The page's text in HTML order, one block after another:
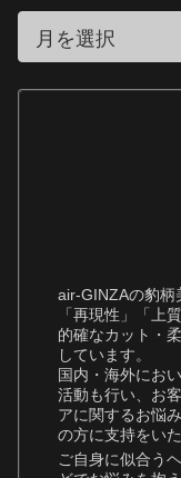
air-GINZAの豹柄
「再現性」「上
的確なカット・
しています。
国内・海外にお
活動も行い、お
アに関するお悩
の方に支持をい
ご自身に似合う